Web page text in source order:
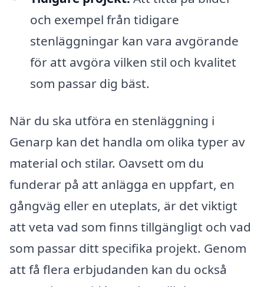
och exempel från tidigare
stenläggningar kan vara avgörande
för att avgöra vilken stil och kvalitet
som passar dig bäst.
När du ska utföra en stenläggning i
Genarp kan det handla om olika typer av
material och stilar. Oavsett om du
funderar på att anlägga en uppfart, en
gångväg eller en uteplats, är det viktigt
att veta vad som finns tillgängligt och vad
som passar ditt specifika projekt. Genom
att få flera erbjudanden kan du också